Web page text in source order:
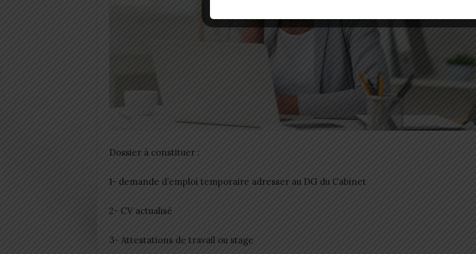
Dossier à constituer :
1- demande d’emploi temporaire adresser au DG du Cabinet
2- CV actualisé
3- Attestations de travail ou stage